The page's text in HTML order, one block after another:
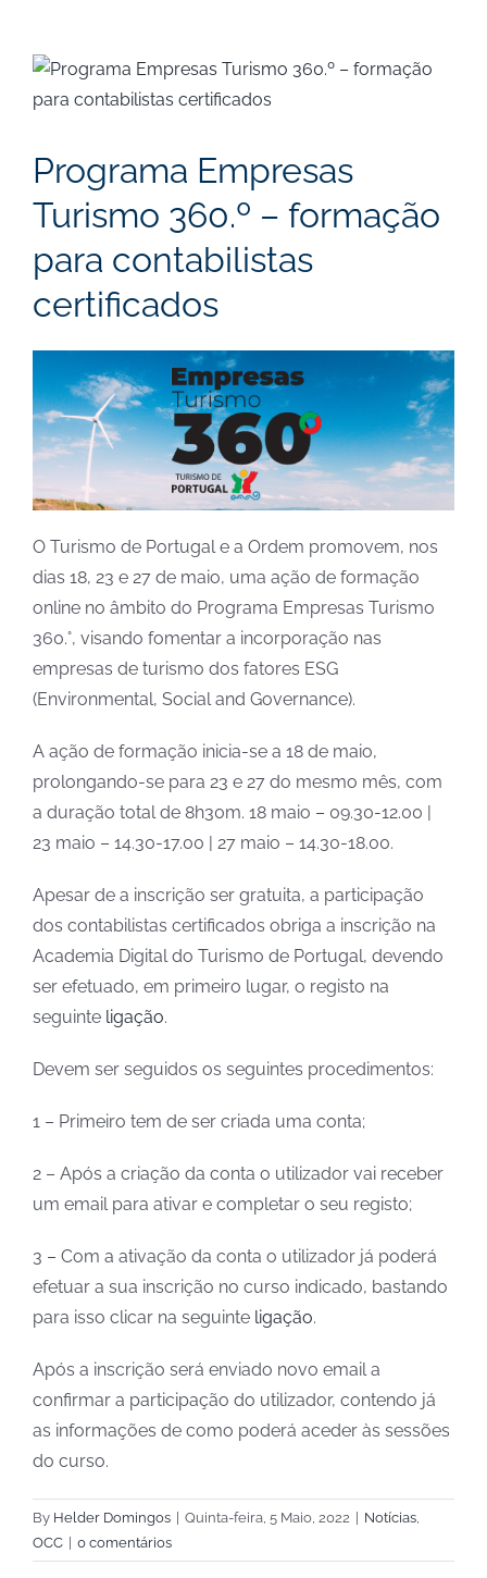
View
Larger
Programa Empresas
Turismo 360.º – formação
para contabilistas
certificados
O Turismo de Portugal e a Ordem promovem, nos
dias 18, 23 e 27 de maio, uma ação de formação
online no âmbito do Programa Empresas Turismo
360.°, visando fomentar a incorporação nas
empresas de turismo dos fatores ESG
(Environmental, Social and Governance).
A ação de formação inicia-se a 18 de maio,
prolongando-se para 23 e 27 do mesmo mês, com
a duração total de 8h30m. 18 maio – 09.30-12.00 |
23 maio – 14.30-17.00 | 27 maio – 14.30-18.00.
Apesar de a inscrição ser gratuita, a participação
dos contabilistas certificados obriga a inscrição na
Academia Digital do Turismo de Portugal, devendo
ser efetuado, em primeiro lugar, o registo na
seguinte ligação.
Devem ser seguidos os seguintes procedimentos:
1 – Primeiro tem de ser criada uma conta;
2 – Após a criação da conta o utilizador vai receber
um email para ativar e completar o seu registo;
3 – Com a ativação da conta o utilizador já poderá
efetuar a sua inscrição no curso indicado, bastando
para isso clicar na seguinte ligação.
Após a inscrição será enviado novo email a
confirmar a participação do utilizador, contendo já
as informações de como poderá aceder às sessões
do curso.
By Helder Domingos | Quinta-feira, 5 Maio, 2022 | Notícias
OCC | 0 comentários